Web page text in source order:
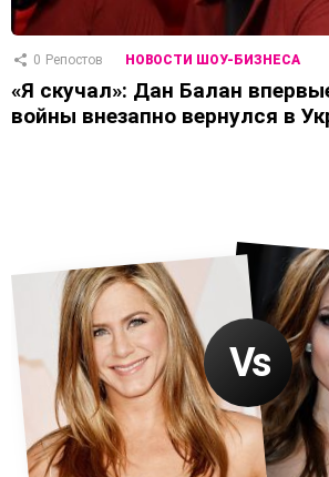
0 Репостов НОВОСТИ ШОУ-БИЗНЕСА
«Я скучал»: Дан Балан
войны внезапно вернулся в